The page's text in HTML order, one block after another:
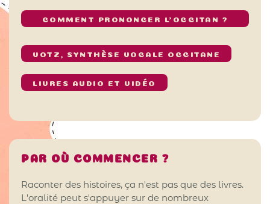
COMMENT PRONONCER L’OCCITAN ?
VOTZ, SYNTHÈSE VOCALE OCCITANE
LIVRES AUDIO ET VIDÉO
PAR OÙ COMMENCER ?
Raconter des histoires, ça n'est pas que des livres.
L'oralité peut s'appuyer sur de nombreux